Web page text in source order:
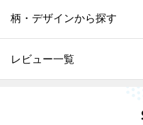
柄・デザインから探す
レビュー一覧